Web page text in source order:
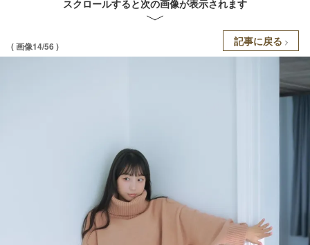
スクロールすると次の画像が表示されます
( 画像14/56 ) 記事に戻る